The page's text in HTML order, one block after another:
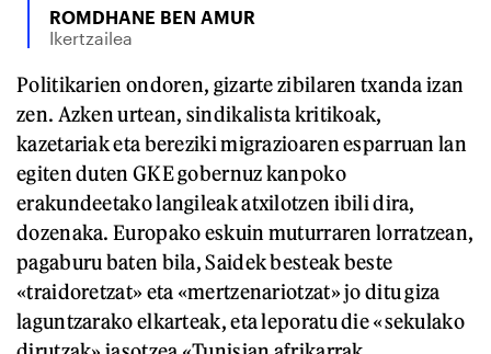
ROMDHANE BEN AMUR
Ikertzailea
Politikarien ondoren, gizarte zibilaren txanda izan
zen. Azken urtean, sindikalista kritikoak,
kazetariak eta bereziki migrazioaren esparruan lan
egiten duten GKE gobernuz kanpoko
erakundeetako langileak atxilotzen ibili dira,
dozenaka. Europako eskuin muturraren lorratzean,
pagaburu baten bila, Saidek besteak beste
«traidoretzat» eta «mertzenariotzat» jo ditu giza
laguntzarako elkarteak, eta leporatu die «sekulako